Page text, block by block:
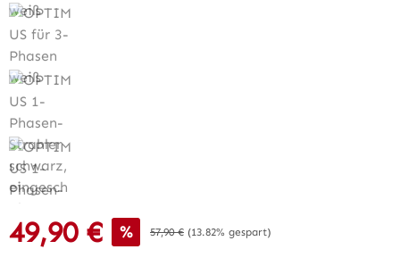
Verkaufspreis:
49,90 € % Regulärer Preis:
57,90 € (13.82% gespart)